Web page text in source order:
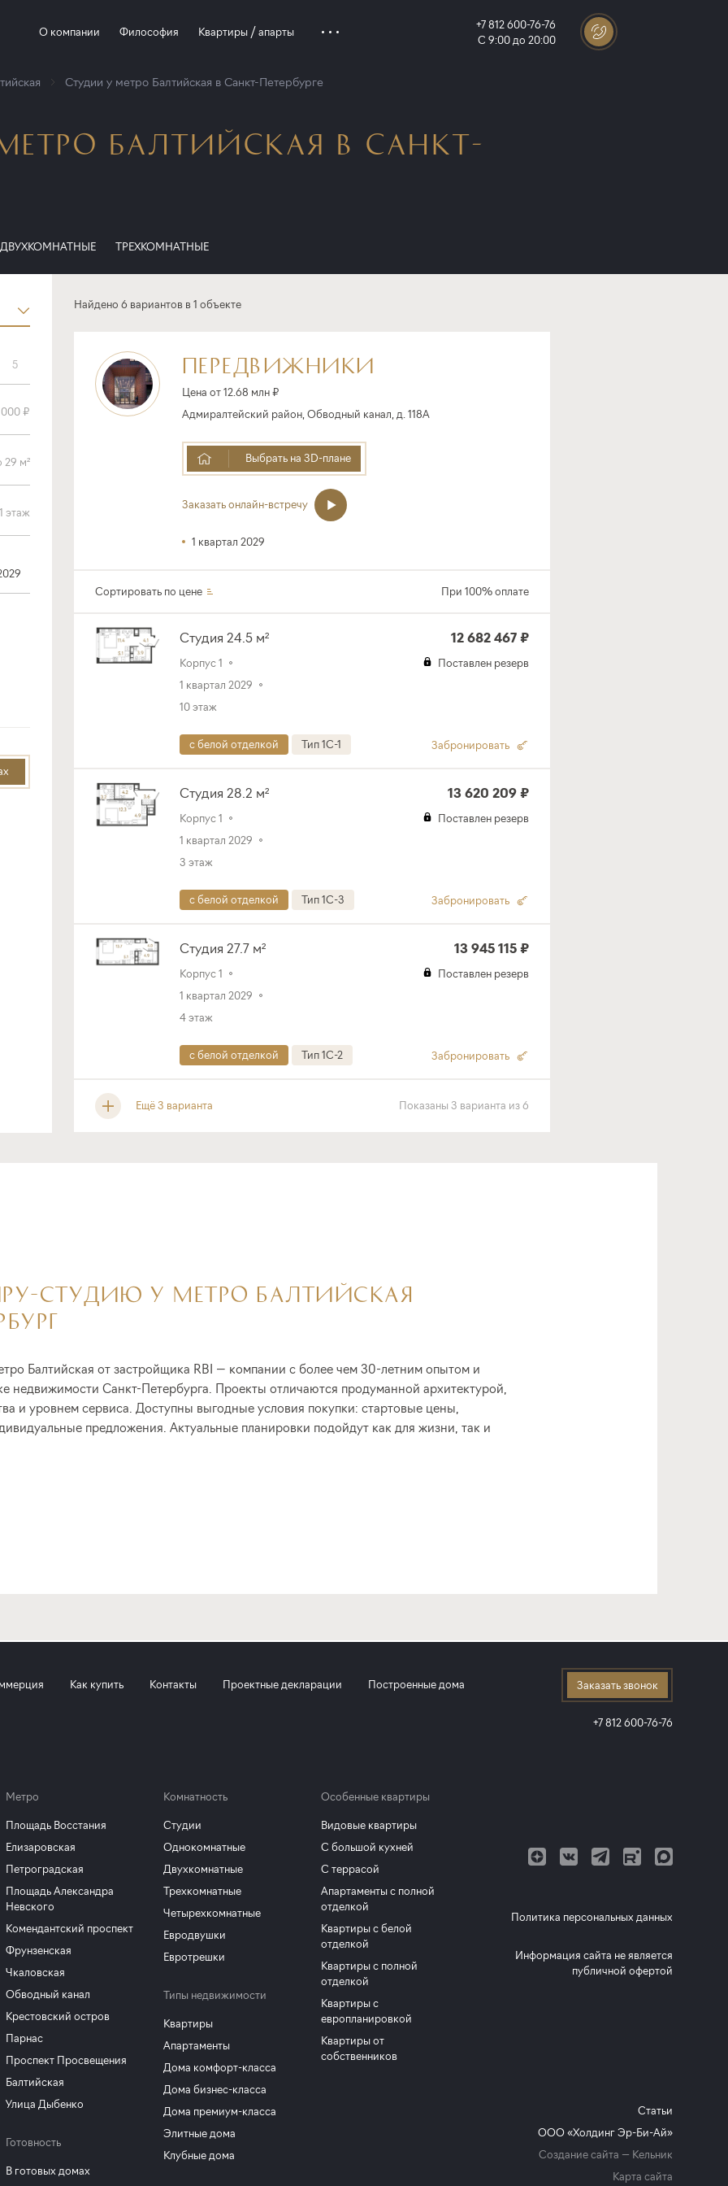
О компании Философия Квартиры / апарты
+7 812 600-76-76
С 9:00 до 20:00
Студии у метро Балтийская в Санкт-Петербурге
БАЛТИЙСКАЯ В САНКТ-
ДВУХКОМНАТНЫЕ ТРЕХКОМНАТНЫЕ
5
Найдено 6 вариантов в 1 объекте
ПЕРЕДВИЖНИКИ
Цена от 12.68 млн ₽
Адмиралтейский район, Обводный канал, д. 118А
Выбрать на 3D-плане
Заказать онлайн-встречу
1 квартал 2029
Сортировать по цене При 100% оплате
Студия 24.5 м²
Корпус 1
1 квартал 2029
10 этаж
12 682 467 ₽
Поставлен резерв
с белой отделкой Тип 1C-1 Забронировать
Студия 28.2 м²
Корпус 1
1 квартал 2029
3 этаж
13 620 209 ₽
Поставлен резерв
с белой отделкой Тип 1C-3 Забронировать
Студия 27.7 м²
Корпус 1
1 квартал 2029
4 этаж
13 945 115 ₽
Поставлен резерв
с белой отделкой Тип 1C-2 Забронировать
Ещё 3 варианта Показаны 3 варианта из6
СТУДИЮ У МЕТРО БАЛТИЙСКАЯ
Балтийская от застройщика RBI — компании с более чем 30-летним опытом и
недвижимости Санкт-Петербурга. Проекты отличаются продуманной архитектурой,
и уровнем сервиса. Доступны выгодные условия покупки: стартовые цены,
предложения. Актуальные планировки подойдут как для жизни, так и
Как купить Контакты Проектные декларации Построенные дома Заказать звонок
+7 812 600-76-76
Метро
Площадь Восстания
Елизаровская
Петроградская
Площадь Александра
Невского
Комендантский проспект
Фрунзенская
Чкаловская
Обводный канал
Крестовский остров
Парнас
Проспект Просвещения
Балтийская
Улица Дыбенко
Готовность
В готовых домах
Комнатность
Студии
Однокомнатные
Двухкомнатные
Трехкомнатные
Четырехкомнатные
Евродвушки
Евротрешки
Типы недвижимости
Квартиры
Апартаменты
Дома комфорт-класса
Дома бизнес-класса
Дома премиум-класса
Элитные дома
Клубные дома
Особенные квартиры
Видовые квартиры
С большой кухней
С террасой
Апартаменты с полной
отделкой
Квартиры с белой
отделкой
Квартиры с полной
отделкой
Квартиры с
европланировкой
Квартиры от
собственников
Политика персональных данных
Информация сайта не является
публичной офертой
Статьи
ООО «Холдинг Эр-Би-Ай»
Создание сайта — Кельник
Карта сайта